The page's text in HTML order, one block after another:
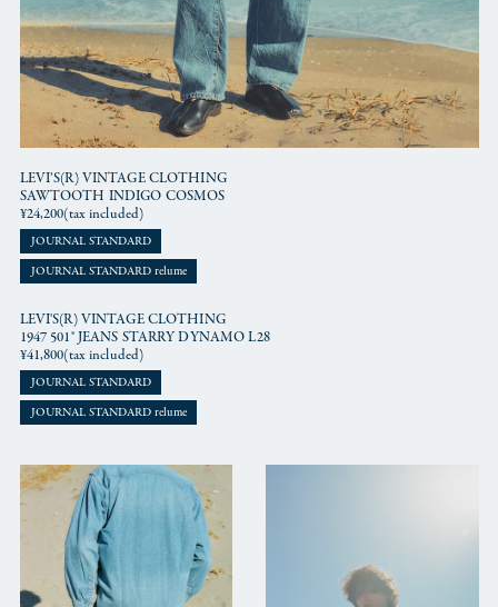
LEVI’S(R) VINTAGE CLOTHING
SAWTOOTH INDIGO COSMOS
¥24,200(tax included)
JOURNAL STANDARD
JOURNAL STANDARD relume
LEVI'S(R) VINTAGE CLOTHING
1947 501® JEANS STARRY DYNAMO L28
¥41,800(tax included)
JOURNAL STANDARD
JOURNAL STANDARD relume